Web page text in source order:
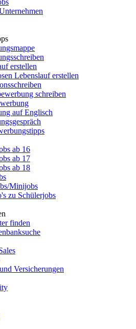
erstellen
Lebenslauf erstellen
schreiben
auf Englisch
ab 16
ab 17
ab 18
Minijobs
zu Schülerjobs
finden
Versicherungen